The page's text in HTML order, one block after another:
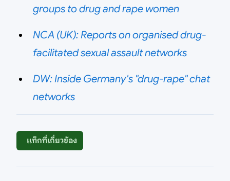
groups to drug and rape women
NCA (UK): Reports on organised drug-
facilitated sexual assault networks
DW: Inside Germany's "drug-rape" chat
networks
แท็กที่เกี่ยวข้อง